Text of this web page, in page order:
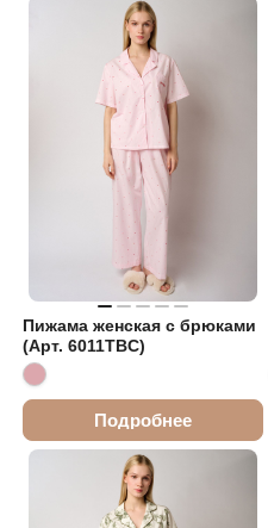
Пижама женская с брюками
(Арт. 6011TBC)
Подробнее